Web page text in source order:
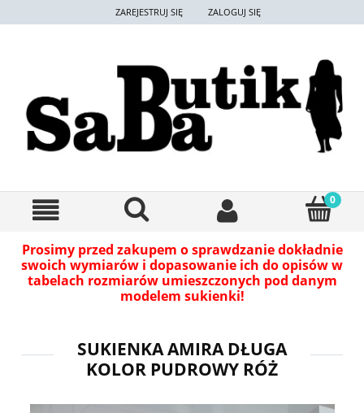
ZAREJESTRUJ SIĘ ZALOGUJ SIĘ
Prosimy przed zakupem o sprawdzanie dokładnie
swoich wymiarów i dopasowanie ich do opisów w
tabelach rozmiarów umieszczonych pod danym
modelem sukienki!
SUKIENKA AMIRA DŁUGA
KOLOR PUDROWY RÓŻ